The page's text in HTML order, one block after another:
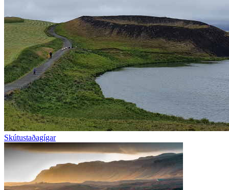
Skútustaðagígar